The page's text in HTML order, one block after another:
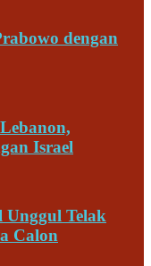
dengan
Israel
Telak
Calon